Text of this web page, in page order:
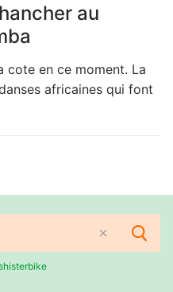
au
cote en ce moment. La
africaines qui font